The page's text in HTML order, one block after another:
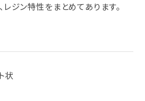
ジン特性をまとめてあります。
状